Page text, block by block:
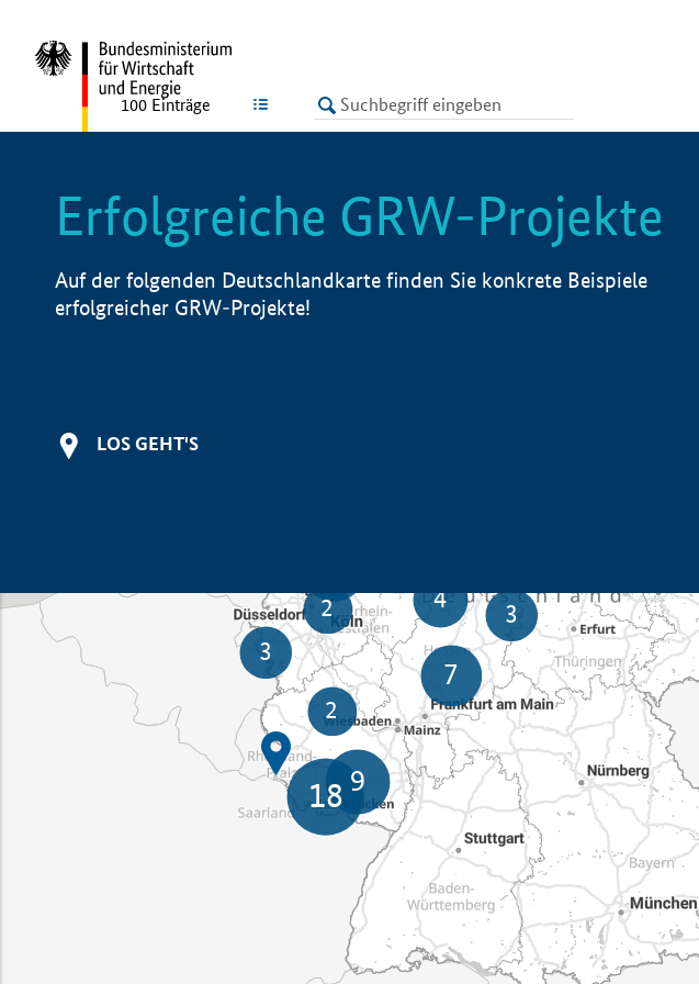
LISTE
100 Einträge
Erfolgreiche GRW-Projekte
Auf der folgenden Deutschlandkarte finden Sie konkrete Beispiele
erfolgreicher GRW-Projekte!
LOS GEHT'S